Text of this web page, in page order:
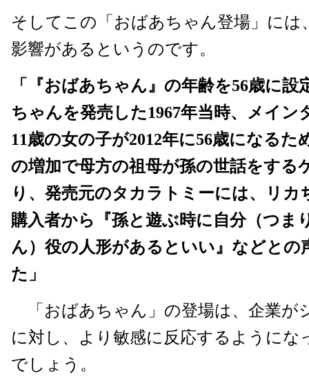
そしてこの「おばあちゃん登場」には
影響があるというのです。
「『おばあちゃん』の年齢を56歳に
ちゃんを発売した1967年当時、メイン
11歳の女の子が2012年に56歳になるた
の増加で母方の祖母が孫の世話をする
り、発売元のタカラトミーには、リカ
購入者から『孫と遊ぶ時に自分（つま
ん）役の人形があるといい』などとの
た」
「おばあちゃん」の登場は、企業が
に対し、より敏感に反応するようにな
でしょう。